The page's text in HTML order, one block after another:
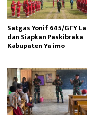
Satgas Yonif 645/GTY
dan Siapkan Paskibraka
Kabupaten Yalimo